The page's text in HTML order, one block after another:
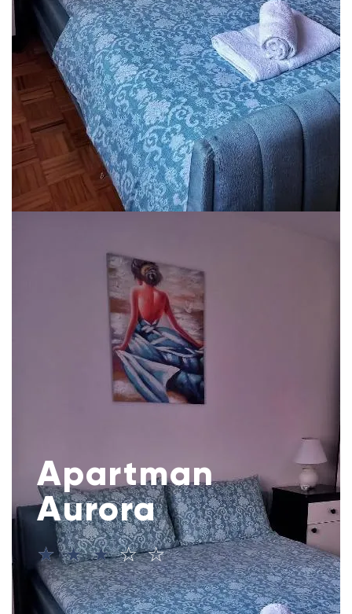
Apartman
Aurora
☆ ☆ ☆ ☆ ☆